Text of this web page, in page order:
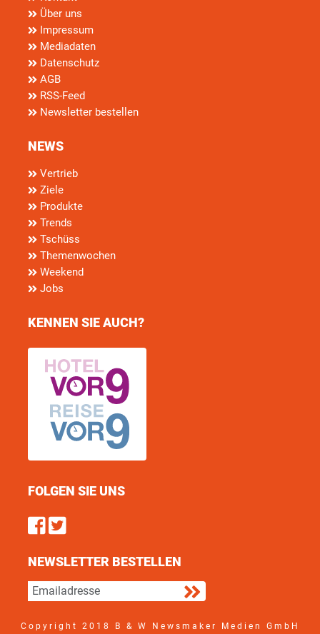
Über uns
Impressum
Mediadaten
Datenschutz
AGB
RSS-Feed
Newsletter bestellen
NEWS
Vertrieb
Ziele
Produkte
Trends
Tschüss
Themenwochen
Weekend
Jobs
KENNEN SIE AUCH?
FOLGEN SIE UNS
Find us on Facebook
Follow us on Twitter
NEWSLETTER BESTELLEN
Copyright 2018 B & W Newsmaker Medien GmbH